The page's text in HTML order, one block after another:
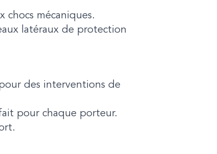
mécaniques.
latéraux de protection
des interventions de
pour chaque porteur.